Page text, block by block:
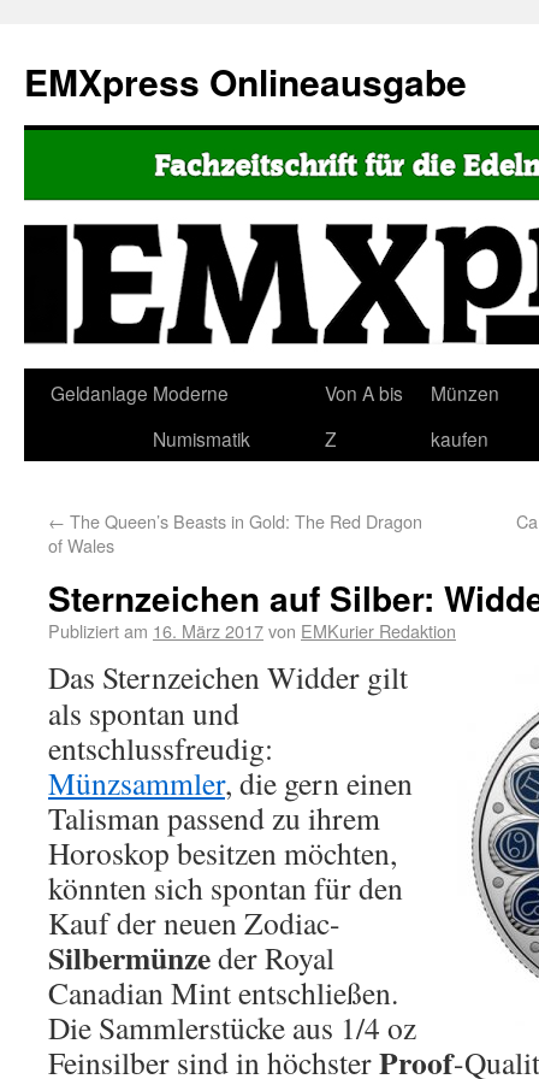
EMXpress Onlineausgabe
Geldanlage Moderne
Numismatik
Von A bis
Z
Münzen
kaufen
← The Queen’s Beasts in Gold: The Red Dragon
of Wales
Sternzeichen auf Silber:
Publiziert am 16. März 2017von EMKurier Redaktion
Das Sternzeichen Widder gilt
als spontan und
entschlussfreudig:
Münzsammler, die gern einen
Talisman passend zu ihrem
Horoskop besitzen möchten,
könnten sich spontan für den
Kauf der neuen Zodiac-
Silbermünzeder Royal
Canadian Mint entschließen.
Die Sammlerstücke aus 1/4 oz
Feinsilber sind in höchsterProof-